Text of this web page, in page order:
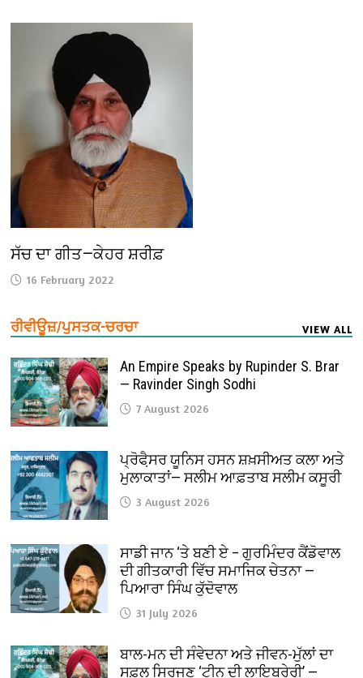
ਸੱਚ ਦਾ ਗੀਤ—ਕੇਹਰ ਸ਼ਰੀਫ਼
16 February 2022
ਰੀਵੀਊਜ਼/ਪੁਸਤਕ-ਚਰਚਾ VIEW ALL
An Empire Speaks by Rupinder S. Brar
— Ravinder Singh Sodhi
7 August 2026
ਪ੍ਰੋਫੈ਼ਸਰ ਯੂਨਿਸ ਹਸਨ ਸ਼ਖ਼ਸੀਅਤ ਕਲਾ ਅਤੇ
ਮੁਲਾਕਾਤਾਂ— ਸਲੀਮ ਆਫ਼ਤਾਬ ਸਲੀਮ ਕਸੂਰੀ
3 August 2026
ਸਾਡੀ ਜਾਨ ‘ਤੇ ਬਣੀ ਏ – ਗੁਰਮਿੰਦਰ ਕੈਂਡੋਵਾਲ
ਦੀ ਗੀਤਕਾਰੀ ਵਿੱਚ ਸਮਾਜਿਕ ਚੇਤਨਾ —
ਪਿਆਰਾ ਸਿੰਘ ਕੁੱਦੋਵਾਲ
31 July 2026
ਬਾਲ-ਮਨ ਦੀ ਸੰਵੇਦਨਾ ਅਤੇ ਜੀਵਨ-ਮੁੱਲਾਂ ਦਾ
ਸਫ਼ਲ ਸਿਰਜਣ ‘ਟੀਨੂ ਦੀ ਲਾਇਬ੍ਰੇਰੀ’ —